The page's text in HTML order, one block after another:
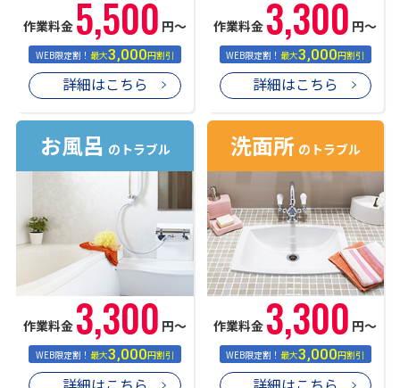
作業料金 5,500 円〜
WEB限定割！最大3,000円割引
詳細はこちら
作業料金 3,300 円〜
WEB限定割！最大3,000円割引
詳細はこちら
お風呂 のトラブル
作業料金 3,300 円〜
WEB限定割！最大3,000円割引
洗面所 のトラブル
作業料金 3,300 円〜
WEB限定割！最大3,000円割引